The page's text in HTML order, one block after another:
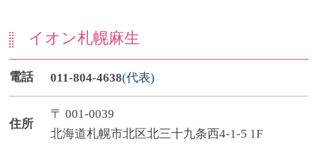
イオン札幌麻生
電話 011-804-4638(代表)
住所
〒 001-0039
北海道札幌市北区北三十九条西4-1-5 1F